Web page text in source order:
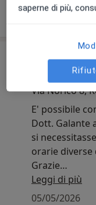
Comunicazioni
Dott.
Via Norico 8,
E' possibile
Dott. Galante
si
orarie diverse
Grazie
Per
consultare il
Leggi di più
05/05/2026
saperne di più,